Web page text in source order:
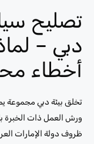
تصليح
دبي –
أخطاء
تخلق بيئة دبي مجموعة
ورش العمل ذات الخبرة
ظروف دولة الإمارات